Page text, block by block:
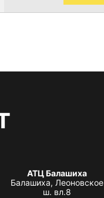
АТЦ Балашиха
Балашиха, Леоновское
ш. вл.8